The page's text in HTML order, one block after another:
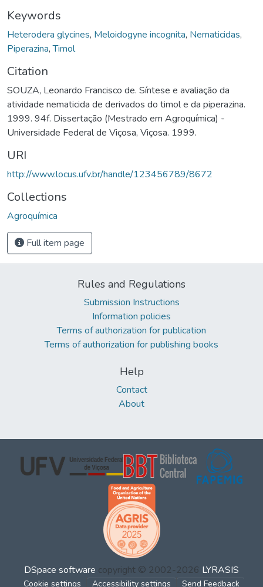
Keywords
Heterodera glycines, Meloidogyne incognita, Nematicidas,
Piperazina,Timol
Citation
SOUZA, Leonardo Francisco de. Síntese e avaliação da
atividade nematicida de derivados do timol e da piperazina.
1999. 94f. Dissertação (Mestrado em Agroquímica) -
Universidade Federal de Viçosa, Viçosa. 1999.
URI
http://www.locus.ufv.br/handle/123456789/8672
Collections
Agroquímica
Full item page
Rules and Regulations
Submission Instructions
Information policies
Terms of authorization for publication
Terms of authorization for publishing books
Help
Contact
About
DSpace software copyright © 2002-2026 LYRASIS
Cookie settings Accessibility settings Send Feedback